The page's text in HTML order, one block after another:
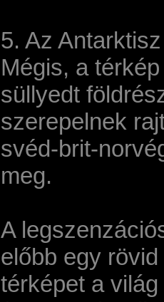
5. Az
Mégis, a
süllyedt
szerepelnek
svéd-brit-
meg.
A
előbb egy
térképet a